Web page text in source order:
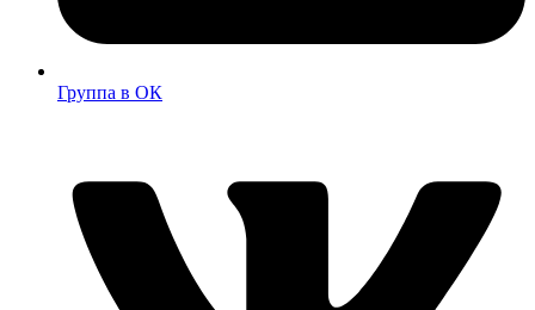
Группа в ОК